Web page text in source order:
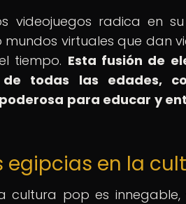
videojuegos radica en
virtuales que dan
tiempo. Esta fusión de
todas las edades,
para educar y
en la
cultura pop es innegable,